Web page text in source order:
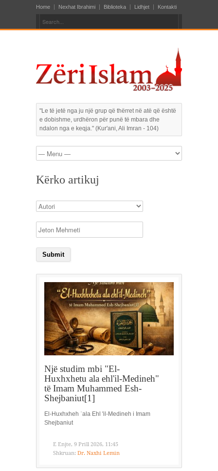
Home Nexhat Ibrahimi Biblioteka Lidhjet Kontakti
"Le të jetë nga ju një grup që thërret në atë që është
e dobishme, urdhëron për punë të mbara dhe
ndalon nga e keqja." (Kur'ani, Ali Imran - 104)
Kërko artikuj
Një studim mbi "El-
Huxhxhetu ala ehl'il-Medineh"
të Imam Muhammed Esh-
Shejbaniut[1]
El-Huxhxheh ʿala Ehl 'il-Medineh i Imam
Shejbaniut
E Enjte, 9 Prill 2026, 11:45
Shkruan: Dr. Naxhi Lemin